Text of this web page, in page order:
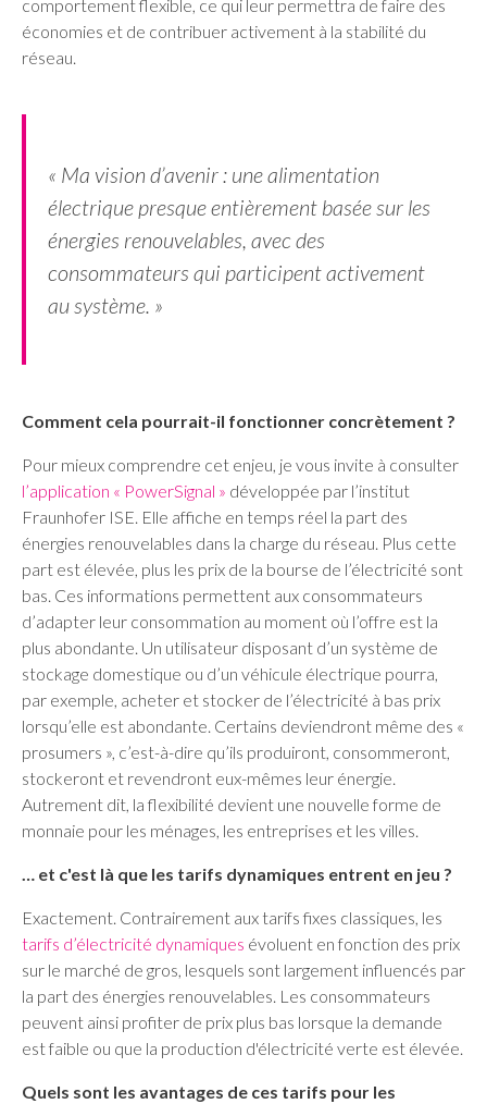
comportement flexible, ce qui leur permettra de faire des
économies et de contribuer activement à la stabilité du
réseau.
« Ma vision d’avenir : une alimentation
électrique presque entièrement basée sur les
énergies renouvelables, avec des
consommateurs qui participent activement
au système. »
Comment cela pourrait-il fonctionner concrètement ?
Pour mieux comprendre cet enjeu, je vous invite à consulter
l’application « PowerSignal » développée par l’institut
Fraunhofer ISE. Elle affiche en temps réel la part des
énergies renouvelables dans la charge du réseau. Plus cette
part est élevée, plus les prix de la bourse de l’électricité sont
bas. Ces informations permettent aux consommateurs
d’adapter leur consommation au moment où l’offre est la
plus abondante. Un utilisateur disposant d’un système de
stockage domestique ou d’un véhicule électrique pourra,
par exemple, acheter et stocker de l’électricité à bas prix
lorsqu’elle est abondante. Certains deviendront même des «
prosumers », c’est-à-dire qu’ils produiront, consommeront,
stockeront et revendront eux-mêmes leur énergie.
Autrement dit, la flexibilité devient une nouvelle forme de
monnaie pour les ménages, les entreprises et les villes.
… et c'est là que les tarifs dynamiques entrent en jeu ?
Exactement. Contrairement aux tarifs fixes classiques, les
tarifs d’électricité dynamiques évoluent en fonction des prix
sur le marché de gros, lesquels sont largement influencés par
la part des énergies renouvelables. Les consommateurs
peuvent ainsi profiter de prix plus bas lorsque la demande
est faible ou que la production d'électricité verte est élevée.
Quels sont les avantages de ces tarifs pour les